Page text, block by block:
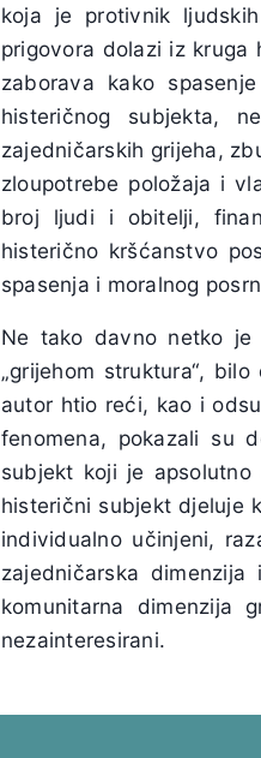
koja je protivnik
prigovora dolazi iz
zaborava kako
histeričnog subjekta,
zajedničarskih grijeha,
zloupotrebe položaja i
broj ljudi i obitelji,
histerično kršćanstvo
spasenja i moralnog
Ne tako davno netko je
„grijehom struktura“,
autor htio reći, kao i
fenomena, pokazali su
subjekt koji je
histerični subjekt djeluje
individualno učinjeni,
zajedničarska
komunitarna dimenzija
nezainteresirani.